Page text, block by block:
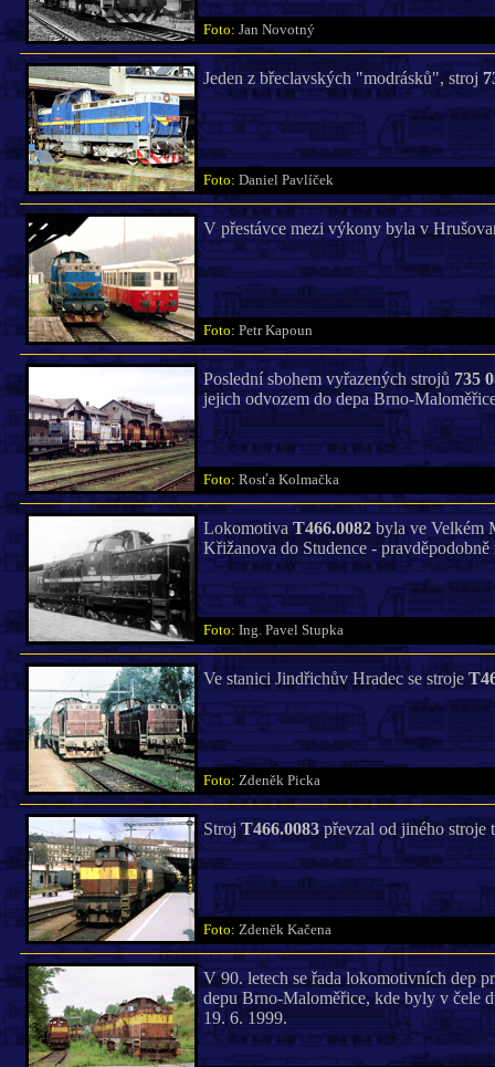
Foto: Jan Novotný
Jeden z břeclavských "modrásků", stroj
Foto: Daniel Pavlíček
V přestávce mezi výkony byla v
Foto: Petr Kapoun
Poslední sbohem vyřazených strojů 735
jejich odvozem do depa Brno-
Foto: Rosťa Kolmačka
LokomotivaT466.0082byla ve Velkém
Křižanova do Studence - pravděpodobně
Foto: Ing. Pavel Stupka
Ve stanici Jindřichův Hradec se stroje
Foto: Zdeněk Picka
Stroj T466.0083převzal od jiného stroje
Foto: Zdeněk Kačena
V 90. letech se řada lokomotivních dep
depu Brno-Maloměřice, kde byly v čele
19. 6. 1999.